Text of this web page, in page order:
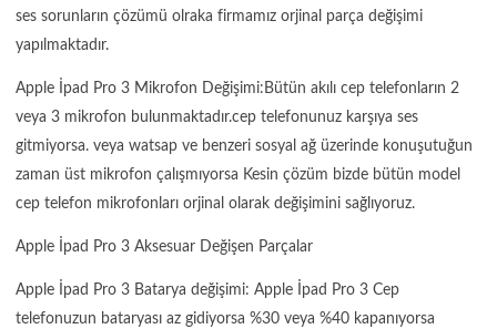
ses sorunların çözümü olraka firmamız orjinal parça değişimi
yapılmaktadır.
Apple İpad Pro 3 Mikrofon Değişimi:Bütün akılı cep telefonların 2
veya 3 mikrofon bulunmaktadır.cep telefonunuz karşıya ses
gitmiyorsa. veya watsap ve benzeri sosyal ağ üzerinde konuşutuğun
zaman üst mikrofon çalışmıyorsa Kesin çözüm bizde bütün model
cep telefon mikrofonları orjinal olarak değişimini sağlıyoruz.
Apple İpad Pro 3 Aksesuar Değişen Parçalar
Apple İpad Pro 3 Batarya değişimi: Apple İpad Pro 3 Cep
telefonuzun bataryası az gidiyorsa %30 veya %40 kapanıyorsa